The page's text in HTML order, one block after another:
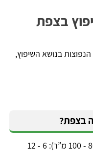
בצפת
בנושא השיפוץ,
בצפת?
שיפוץ נקודתי: 1 - 3 שבועות. מקיף (80 - 100 מ”ר): 6 - 12